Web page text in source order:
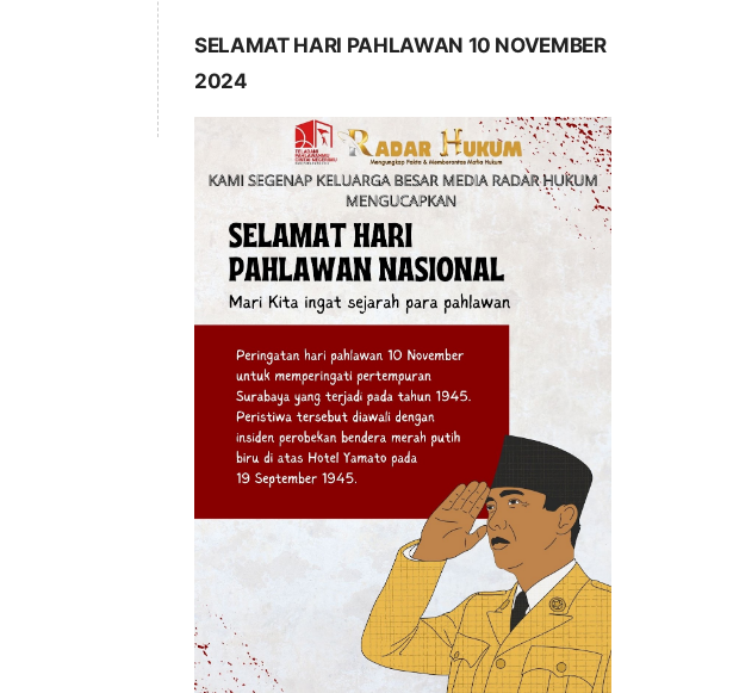
SELAMAT HARI PAHLAWAN 10 NOVEMBER
2024